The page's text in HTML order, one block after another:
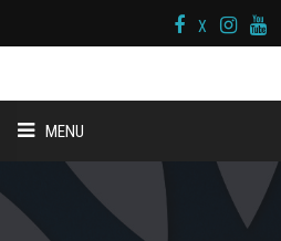
X
MENU
ANA SAYFA